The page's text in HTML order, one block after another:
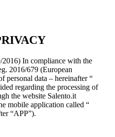
In compliance with the
2016/679 (European
personal data – hereinafter “
regarding the processing of
the website Salento.it
mobile application called “
“APP”).